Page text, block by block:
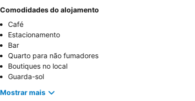
Comodidades do alojamento
Café
Estacionamento
Bar
Quarto para não fumadores
Boutiques no local
Guarda-sol
Mostrar mais